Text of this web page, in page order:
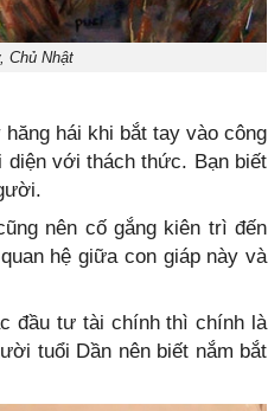
Chủ Nhật
hái khi bắt tay vào công
với thách thức. Bạn biết
nên cố gắng kiên trì đến
hệ giữa con giáp này và
đầu tư tài chính thì chính là
tuổi Dần nên biết nắm bắt